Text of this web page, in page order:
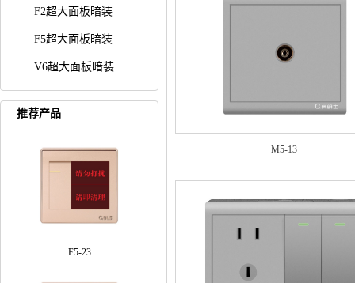
F2超大面板暗装
F5超大面板暗装
V6超大面板暗装
推荐产品
F5-23
M5-13